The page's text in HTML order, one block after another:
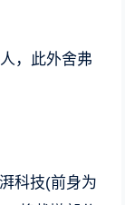
，此外舍弗
科技(前身为